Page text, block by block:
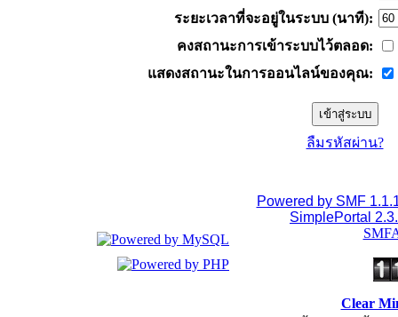
ระยะเวลาที่จะอยู่ในระบบ (นาที):
คงสถานะการเข้าระบบไว้ตลอด:
แสดงสถานะในการออนไลน์ของคุณ:
ลืมรหัสผ่าน?
Powered by SMF
SimplePortal
Clear